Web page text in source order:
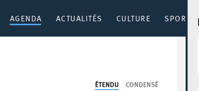
AGENDA ACTUALITÉS CULTURE SPORT
ÉTENDU CONDENSÉ